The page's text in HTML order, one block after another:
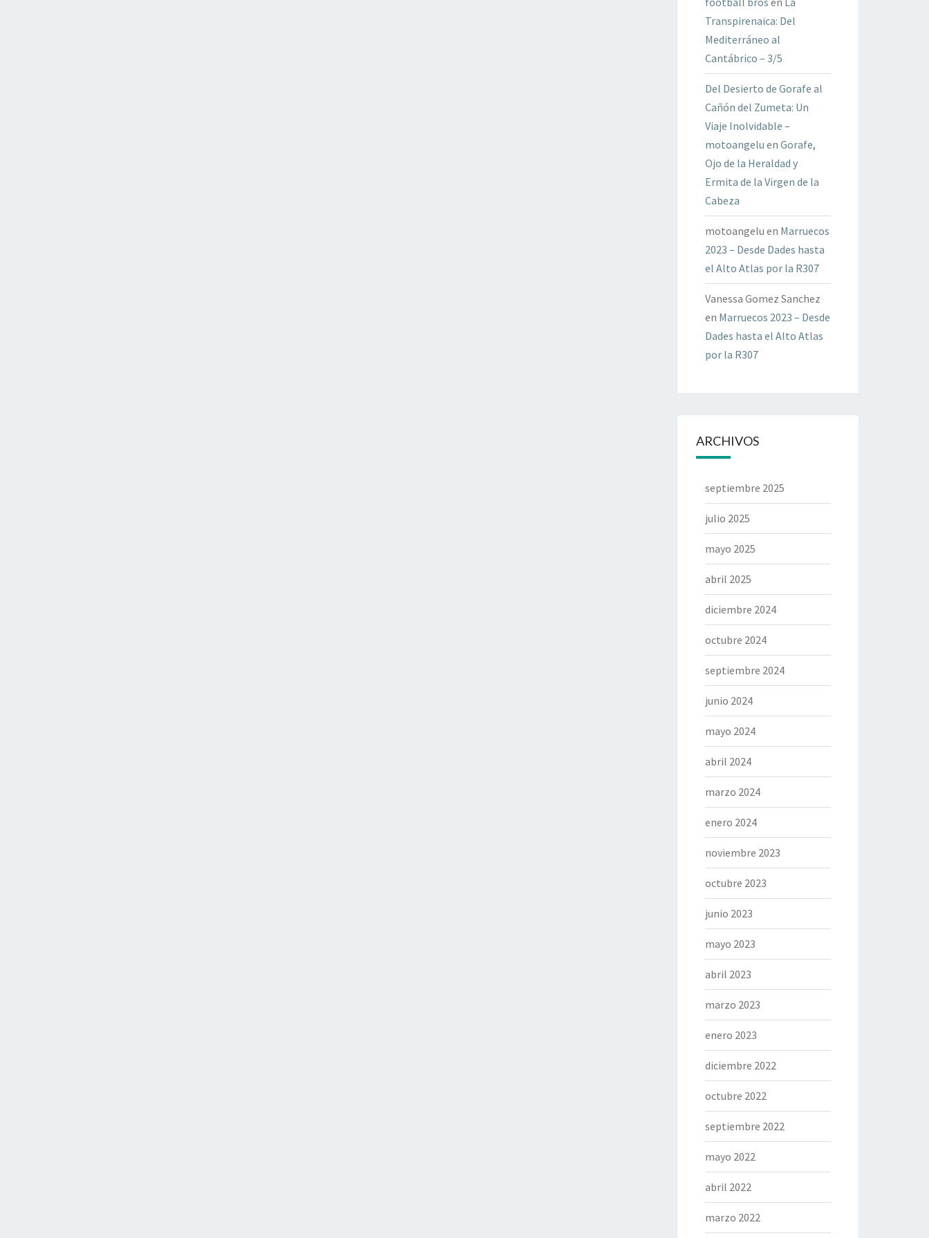
Transpirenaica: Del
Mediterráneo al
Cantábrico – 3/5
Del Desierto de Gorafe al
Cañón del Zumeta: Un
Viaje Inolvidable –
motoangelu en Gorafe,
Ojo de la Heraldad y
Ermita de la Virgen de la
Cabeza
motoangelu en Marruecos
2023 – Desde Dades hasta
el Alto Atlas por la R307
Vanessa Gomez Sanchez
en Marruecos 2023 – Desde
Dades hasta el Alto Atlas
por la R307
ARCHIVOS
septiembre 2025
julio 2025
mayo 2025
abril 2025
diciembre 2024
octubre 2024
septiembre 2024
junio 2024
mayo 2024
abril 2024
marzo 2024
enero 2024
noviembre 2023
octubre 2023
junio 2023
mayo 2023
abril 2023
marzo 2023
enero 2023
diciembre 2022
octubre 2022
septiembre 2022
mayo 2022
abril 2022
marzo 2022